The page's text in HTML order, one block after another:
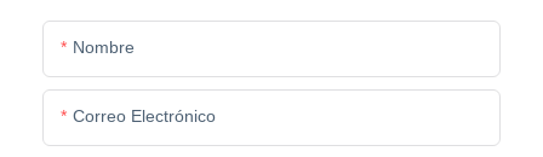
Nombre
Correo Electrónico